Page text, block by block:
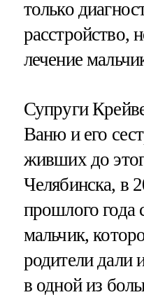
только
расстройство,
лечение
Супруги
Ваню и его
живших до
Челябинска, в
прошлого года
мальчик,
родители дали
в одной из